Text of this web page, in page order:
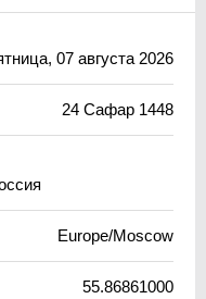
07 августа 2026
24 Сафар 1448
Europe/Moscow
55.86861000